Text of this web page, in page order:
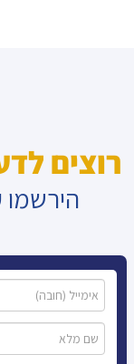
רוצים
הירשמו